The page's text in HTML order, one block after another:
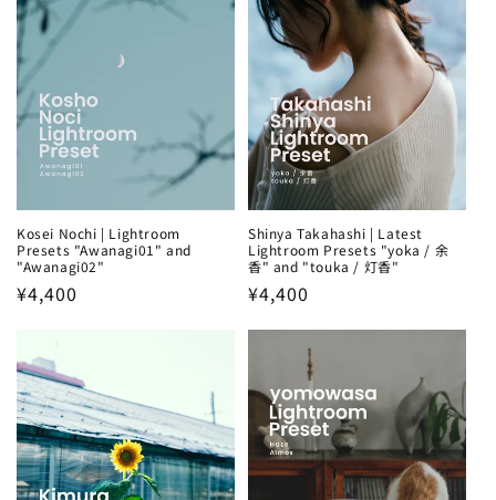
Kosei Nochi | Lightroom
Presets "Awanagi01" and
"Awanagi02"
Regular
¥4,400
Shinya Takahashi | Latest
Lightroom Presets "yoka / 余
香" and "touka / 灯香"
Regular
¥4,400